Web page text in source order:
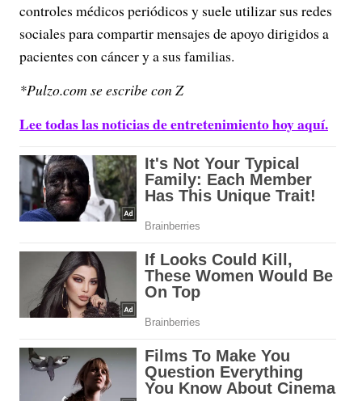
controles médicos periódicos y suele utilizar sus redes
sociales para compartir mensajes de apoyo dirigidos a
pacientes con cáncer y a sus familias.
*Pulzo.com se escribe con Z
Lee todas las noticias de entretenimiento hoy aquí.